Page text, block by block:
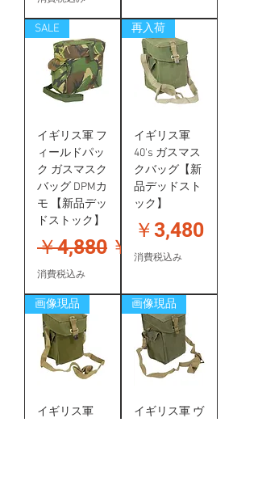
SALE
イギリス軍 フ
ィールドパッ
ク ガスマスク
バッグ DPMカ
モ 【新品デッ
ドストック】
通常価格
￥4,880 セール価格
￥3,880
消費税込み
再入荷
イギリス軍
40's ガスマス
クバッグ【新
品デッドスト
ック】
価格
￥3,480
消費税込み
画像現品
イギリス軍
画像現品
イギリス軍 ヴ